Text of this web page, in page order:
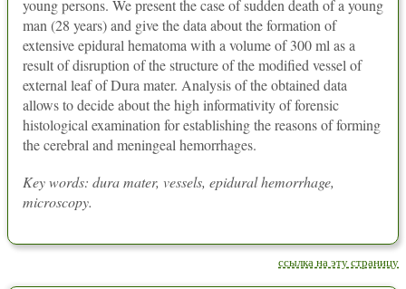
young persons. We present the case of sudden death of a young
man (28 years) and give the data about the formation of
extensive epidural hematoma with a volume of 300 ml as a
result of disruption of the structure of the modified vessel of
external leaf of Dura mater. Analysis of the obtained data
allows to decide about the high informativity of forensic
histological examination for establishing the reasons of forming
the cerebral and meningeal hemorrhages.
Key words: dura mater, vessels, epidural hemorrhage,
microscopy.
ссылка на эту страницу